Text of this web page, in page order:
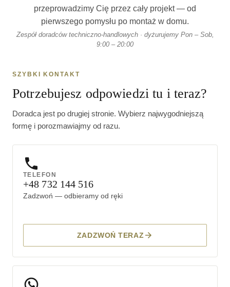
przeprowadzimy Cię przez cały projekt — od
pierwszego pomysłu po montaż w domu.
Zespół doradców techniczno-handlowych · dyżurujemy Pon – Sob,
9:00 – 20:00
SZYBKI KONTAKT
Potrzebujesz odpowiedzi tu i teraz?
Doradca jest po drugiej stronie. Wybierz najwygodniejszą
formę i porozmawiajmy od razu.
TELEFON
+48 732 144 516
Zadzwoń — odbieramy od ręki
ZADZWOŃ TERAZ